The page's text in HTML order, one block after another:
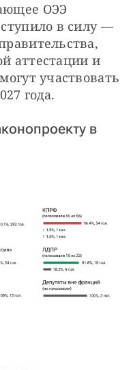
ОЭЭ
в силу —
аттестации и
участвовать
года.
в